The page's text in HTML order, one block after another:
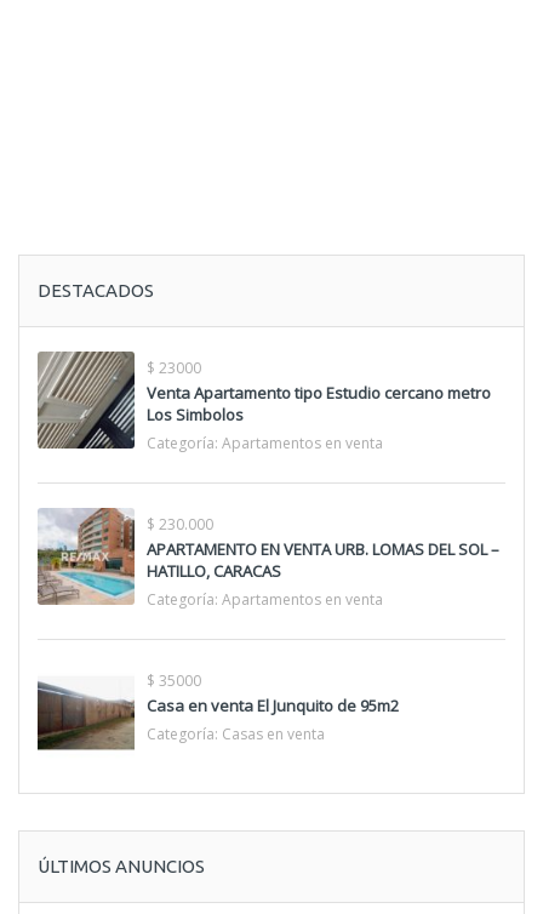
DESTACADOS
$ 23000
Venta Apartamento tipo Estudio cercano metro
Los Simbolos
Categoría: Apartamentos en venta
$ 230.000
APARTAMENTO EN VENTA URB. LOMAS DEL SOL –
HATILLO, CARACAS
Categoría: Apartamentos en venta
$ 35000
Casa en venta El Junquito de 95m2
Categoría: Casas en venta
ÚLTIMOS ANUNCIOS